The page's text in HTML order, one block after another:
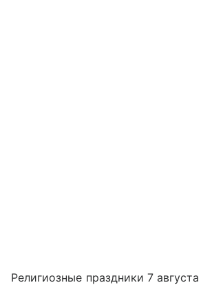
Религиозные праздники 7 августа